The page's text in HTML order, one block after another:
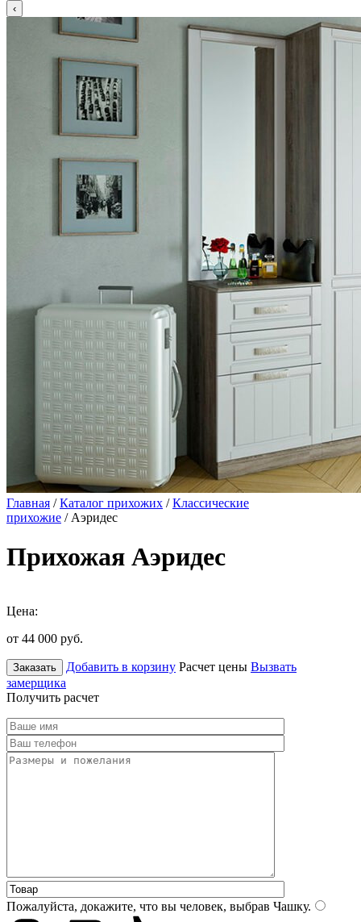
Главная /Каталог прихожих /Классические
прихожие / Аэридес
Прихожая Аэридес
Цена:
от 44 000 руб.
Заказать Добавить в корзину Расчет цены Вызвать
замерщика
Получить расчет
Пожалуйста, докажите, что вы человек, выбрав Чашку.